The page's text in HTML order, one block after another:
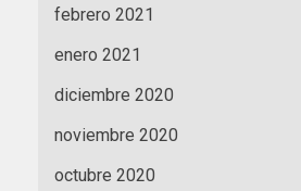
febrero 2021
enero 2021
diciembre 2020
noviembre 2020
octubre 2020